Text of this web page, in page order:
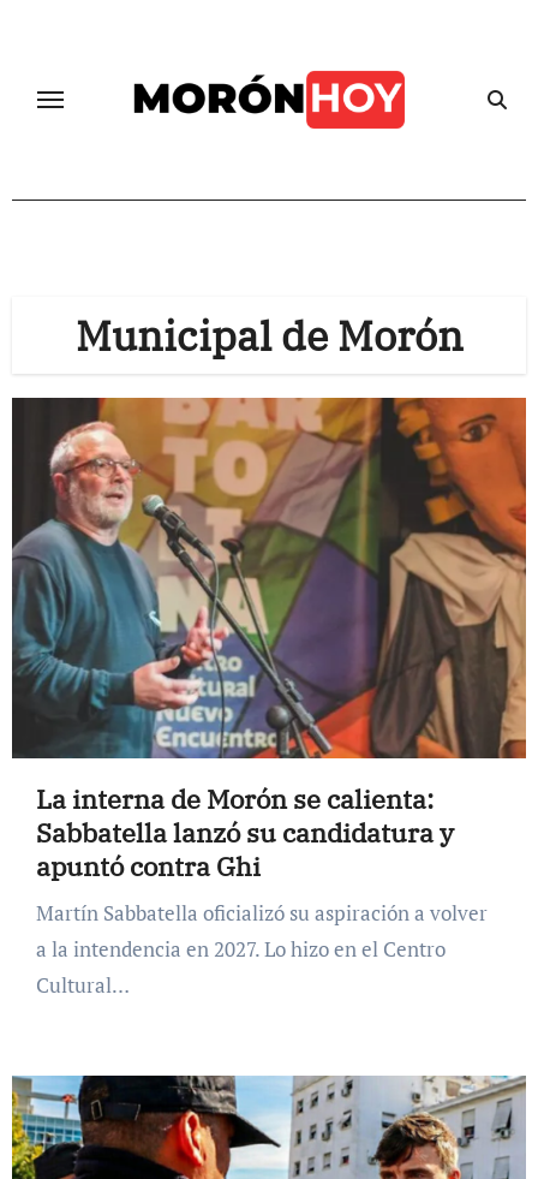
Municipal de Morón
La interna de Morón se calienta:
Sabbatella lanzó su candidatura y
apuntó contra Ghi
Martín Sabbatella oficializó su aspiración a volver
a la intendencia en 2027. Lo hizo en el Centro
Cultural…